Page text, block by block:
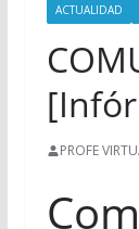
ACTUALIDAD
PROFE